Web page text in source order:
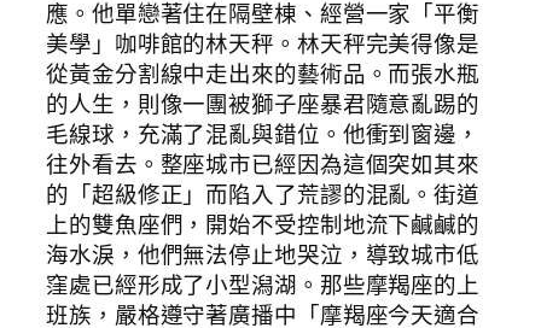
應。他單戀著住在隔壁棟、經營一家「平衡
美學」咖啡館的林天秤。林天秤完美得像是
從黃金分割線中走出來的藝術品。而張水瓶
的人生，則像一團被獅子座暴君隨意亂踢的
毛線球，充滿了混亂與錯位。他衝到窗邊，
往外看去。整座城市已經因為這個突如其來
的「超級修正」而陷入了荒謬的混亂。街道
上的雙魚座們，開始不受控制地流下鹹鹹的
海水淚，他們無法停止地哭泣，導致城市低
窪處已經形成了小型潟湖。那些摩羯座的上
班族，嚴格遵守著廣播中「摩羯座今天適合